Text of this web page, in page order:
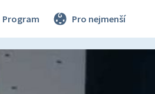
Program Pro nejmenší